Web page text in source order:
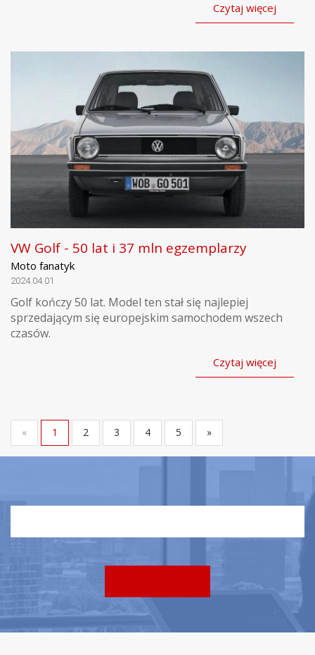
Czytaj więcej
VW Golf - 50 lat i 37 mln egzemplarzy
Moto fanatyk
2024.04.01
Golf kończy 50 lat. Model ten stał się najlepiej
sprzedającym się europejskim samochodem wszech
czasów.
Czytaj więcej
« 1 2 3 4 5 »